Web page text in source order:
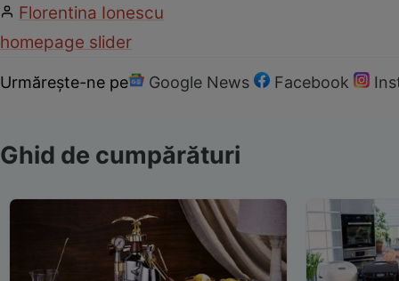
Florentina Ionescu
homepage slider
Urmărește-ne pe Google News Facebook
Ghid de cumpărături